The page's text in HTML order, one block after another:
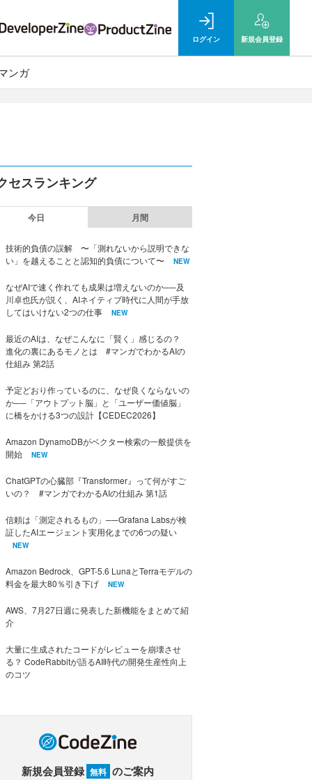
ログイン 新規会員登録
ンガ
セスランキング
今日 月間
技術的負債の誤解 〜「測れないから説明できな
い」を越えることと認知的負債について〜
NEW
なぜAIで速く作れても成果は増えないのか──及
川卓也氏が説く、AIネイティブ時代に人間が手放
してはいけない2つの仕事
NEW
最近のAIは、なぜこんなに「賢く」感じるの？
進化の裏にあるモノとは #マンガでわかるAIの
仕組み 第2話
予定どおり作っているのに、なぜ良くならないの
か──「アウトプット脳」と「ユーザー価値脳」
に橋をかける3つの設計【CEDEC2026】
Amazon DynamoDBがベクター検索の一般提供を
開始
NEW
ChatGPTの心臓部『Transformer』って何がすご
いの？ #マンガでわかるAIの仕組み 第1話
信頼は「測定されるもの」──Grafana Labsが検
証したAIエージェント実用化までの6つの疑い
NEW
Amazon Bedrock、GPT-5.6 LunaとTerraモデルの
料金を最大80％引き下げ
NEW
AWS、7月27日週に発表した新機能をまとめて紹
介
大量に生成されたコードがレビューを崩壊させ
る？ CodeRabbitが語るAI時代の開発生産性向上
のコツ
新規会員登録 無料 のご案内